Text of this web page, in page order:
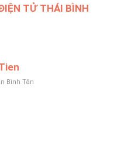
TỬ THÁI BÌNH
Bình Tân